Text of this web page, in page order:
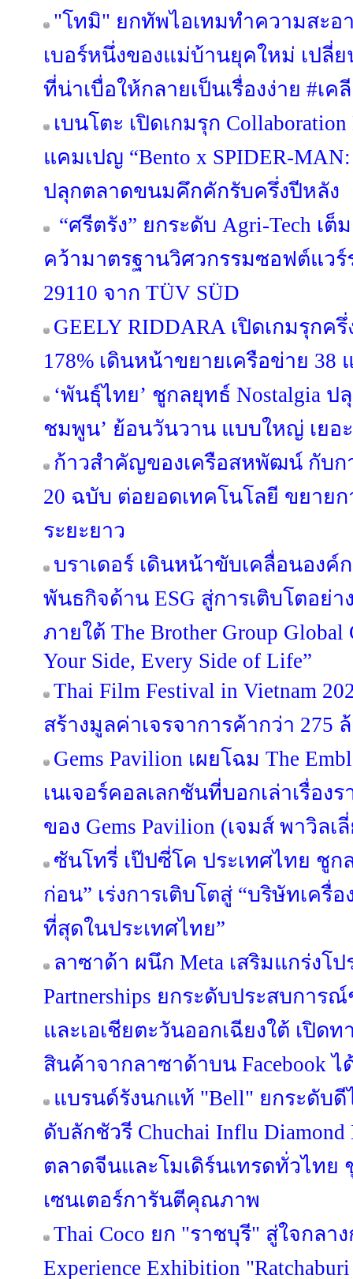
"โทมิ" ยกทัพไอเทมทำความสะอ
เบอร์หนึ่งของแม่บ้านยุคใหม่ เปลี่
ที่น่าเบื่อให้กลายเป็นเรื่องง่าย #เ
เบนโตะ เปิดเกมรุก
แคมเปญ “Bento x SPIDER-
ปลุกตลาดขนมคึกคักรับครึ่งปีหลัง
“ศรีตรัง” ยกระดับ Agri-Tech เ
คว้ามาตรฐานวิศวกรรมซอฟต์แวร์
29110 จาก TÜV SÜD
GEELY RIDDARA เปิดเกมรุกค
178% เดินหน้าขยายเครือข่าย 38
‘พันธุ์ไทย’ ชูกลยุทธ์ Nostalgia ป
ชมพูน’ ย้อนวันวาน แบบใหญ่ เยอ
ก้าวสำคัญของเครือสหพัฒน์ กับก
20 ฉบับ ต่อยอดเทคโนโลยี ขยาย
ระยะยาว
บราเดอร์ เดินหน้าขับเคลื่อนอง
พันธกิจด้าน ESG สู่การเติบโตอย่
ภายใต้ The Brother Group
Your Side, Every Side of Life”
Thai Film Festival in Vietnam
สร้างมูลค่าเจรจาการค้ากว่า 275
Gems Pavilion เผยโฉม The
เนเจอร์คอลเลกชันที่บอกเล่าเรื่อง
ของ Gems Pavilion (เจมส์ พาวิลเ
ซันโทรี่ เป๊ปซี่โค ประเทศไทย ชู
ก่อน” เร่งการเติบโตสู่ “บริษัทเครื่
ที่สุดในประเทศไทย”
ลาซาด้า ผนึก Meta เสริมแกร่งโ
Partnerships ยกระดับประสบการ
และเอเชียตะวันออกเฉียงใต้ เปิดท
สินค้าจากลาซาด้าบน Facebook
แบรนด์รังนกแท้ "Bell" ยกระดับ
ดับลักชัวรี Chuchai Influ
ตลาดจีนและโมเดิร์นเทรดทั่วไทย
เซนเตอร์การันตีคุณภาพ
Thai Coco ยก "ราชบุรี" สู่ใจกลาง
Experience Exhibition